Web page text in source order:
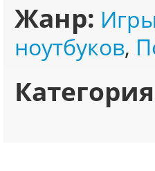
Жанр:
ноутбуков,